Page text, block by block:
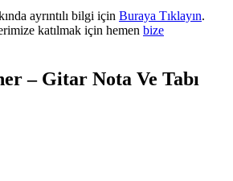
ayrıntılı bilgi için Buraya Tıklayın.
katılmak için hemen bize
– Gitar Nota Ve Tabı